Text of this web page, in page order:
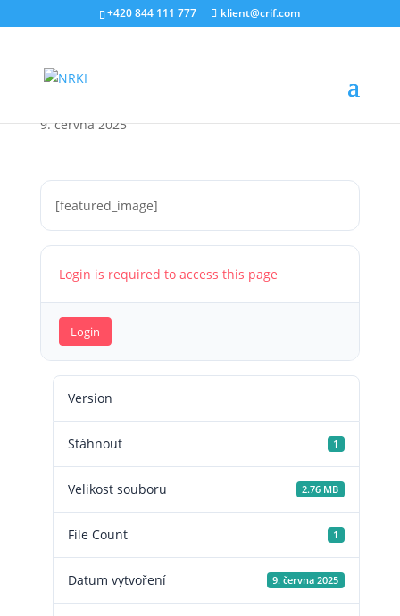
+420 844 111 777 klient@crif.com
Jednání pracovní skupiny
CNCB 28.05.2025
9. června 2025
[featured_image]
Login is required to access this page
Login
Version
Stáhnout 1
Velikost souboru 2.76 MB
File Count 1
Datum vytvoření 9. června 2025